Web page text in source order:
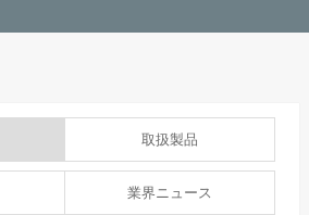
取扱製品
業界ニュース